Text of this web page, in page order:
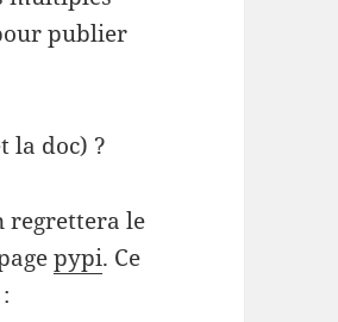
publier
la doc) ?
regrettera le
pypi. Ce